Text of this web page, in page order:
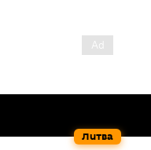
Литва